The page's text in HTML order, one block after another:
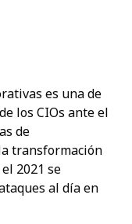
es una de
los CIOs ante el
de
transformación
2021 se
al día en